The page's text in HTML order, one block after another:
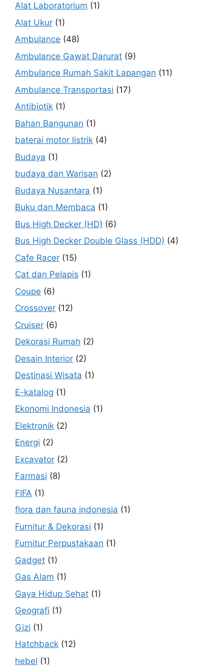
Alat Laboratorium (1)
Alat Ukur (1)
Ambulance (48)
Ambulance Gawat Darurat (9)
Ambulance Rumah Sakit Lapangan (11)
Ambulance Transportasi (17)
Antibiotik (1)
Bahan Bangunan (1)
baterai motor listrik (4)
Budaya (1)
budaya dan Warisan (2)
Budaya Nusantara (1)
Buku dan Membaca (1)
Bus High Decker (HD) (6)
Bus High Decker Double Glass (HDD) (4)
Cafe Racer (15)
Cat dan Pelapis (1)
Coupe (6)
Crossover (12)
Cruiser (6)
Dekorasi Rumah (2)
Desain Interior (2)
Destinasi Wisata (1)
E-katalog (1)
Ekonomi Indonesia (1)
Elektronik (2)
Energi (2)
Excavator (2)
Farmasi (8)
FIFA (1)
flora dan fauna indonesia (1)
Furnitur & Dekorasi (1)
Furnitur Perpustakaan (1)
Gadget (1)
Gas Alam (1)
Gaya Hidup Sehat (1)
Geografi (1)
Gizi (1)
Hatchback (12)
hebel (1)